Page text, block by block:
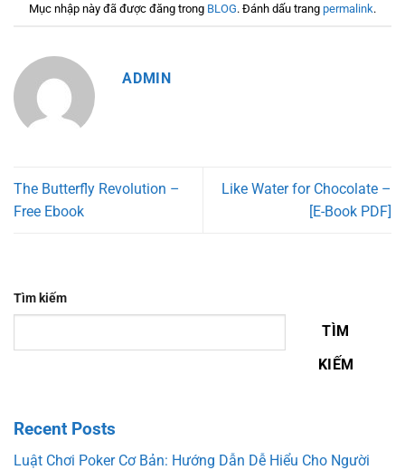
Mục nhập này đã được đăng trong BLOG. Đánh dấu trang permalink.
ADMIN
The Butterfly Revolution –
Free Ebook
Like Water for Chocolate –
[E-Book PDF]
Tìm kiếm
TÌM
KIẾM
Recent Posts
Luật Chơi Poker Cơ Bản: Hướng Dẫn Dễ Hiểu Cho Người